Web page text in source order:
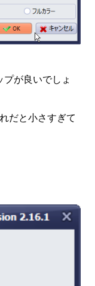
が良いでしょ
だと小さすぎて